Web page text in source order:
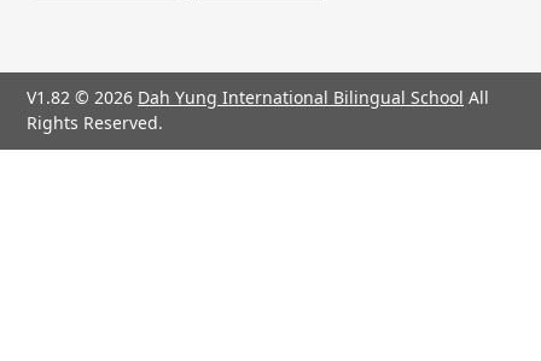
V1.82 © 2026 Dah Yung International Bilingual School All
Rights Reserved.